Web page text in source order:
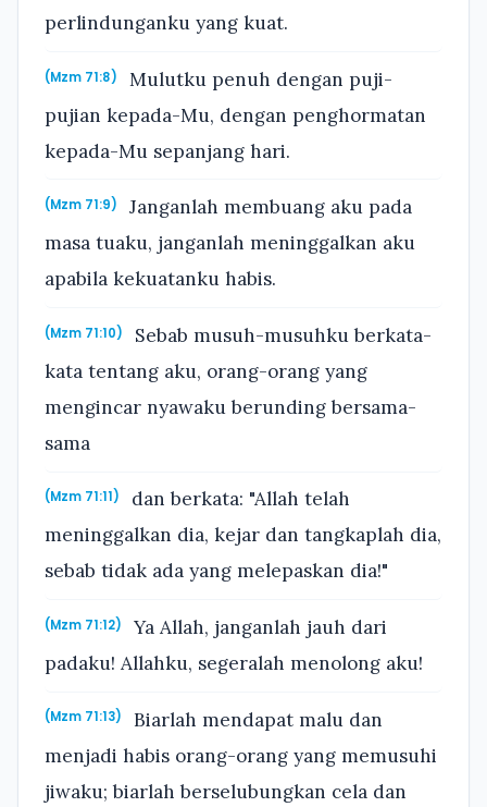
perlindunganku yang kuat.
(Mzm 71:8)
Mulutku penuh dengan puji-
pujian kepada-Mu, dengan penghormatan
kepada-Mu sepanjang hari.
(Mzm 71:9)
Janganlah membuang aku pada
masa tuaku, janganlah meninggalkan aku
apabila kekuatanku habis.
(Mzm 71:10)
Sebab musuh-musuhku berkata-
kata tentang aku, orang-orang yang
mengincar nyawaku berunding bersama-
sama
(Mzm 71:11)
dan berkata: "Allah telah
meninggalkan dia, kejar dan tangkaplah dia,
sebab tidak ada yang melepaskan dia!"
(Mzm 71:12)
Ya Allah, janganlah jauh dari
padaku! Allahku, segeralah menolong aku!
(Mzm 71:13)
Biarlah mendapat malu dan
menjadi habis orang-orang yang memusuhi
jiwaku; biarlah berselubungkan cela dan